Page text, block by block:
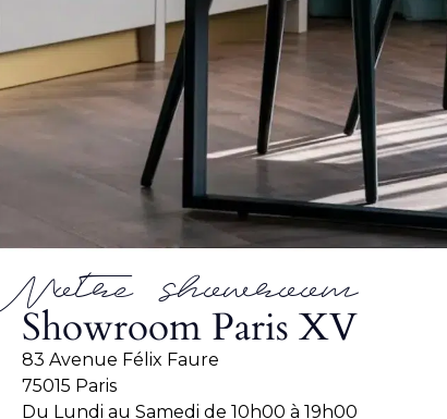
Notre showroom
Showroom Paris XV
83 Avenue Félix Faure
75015 Paris
Du Lundi au Samedi de 10h00 à 19h00